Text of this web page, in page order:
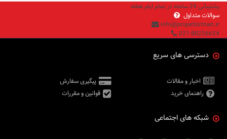
پشتیبانی 24 ساعته در تمام ایام هفته
سوالات متداول
info@projectorman.ir
021-88226624
دسترسی های سریع
اخبار و مقالات
پیگیری سفارش
راهنمای خرید
قوانین و مقررات
شبکه های اجتماعی